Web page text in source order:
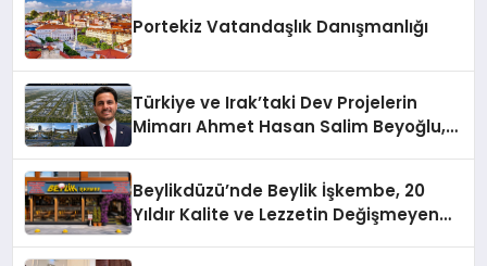
Portekiz Vatandaşlık Danışmanlığı
Türkiye ve Irak’taki Dev Projelerin
Mimarı Ahmet Hasan Salim Beyoğlu,
Hayata Geçirecek
Beylikdüzü’nde Beylik İşkembe, 20
Yıldır Kalite ve Lezzetin Değişmeyen